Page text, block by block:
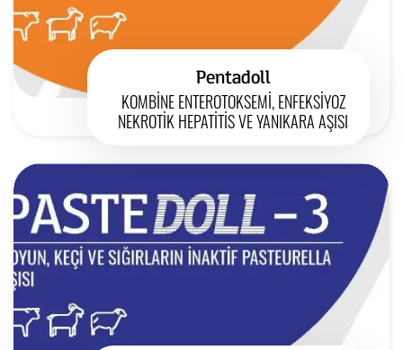
Pentadoll
KOMBİNE ENTEROTOKSEMİ, ENFEKSİYOZ
NEKROTİK HEPATİTİS VE YANIKARA AŞISI